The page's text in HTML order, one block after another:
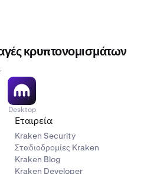
κρυπτονομισμάτων
Desktop
Εταιρεία
Kraken Security
Σταδιοδρομίες Kraken
Kraken Blog
Kraken Developer